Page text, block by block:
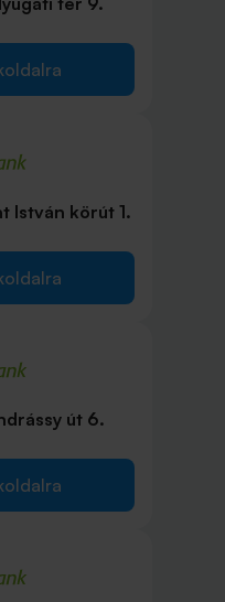
István körút 1.
út 6.